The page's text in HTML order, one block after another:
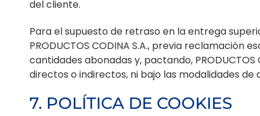
del cliente.
Para el supuesto de retraso en la entrega
PRODUCTOS CODINA S.A., previa
cantidades abonadas y, pactando,
directos o indirectos, ni bajo las modalidades
7. POLÍTICA DE COOKIES